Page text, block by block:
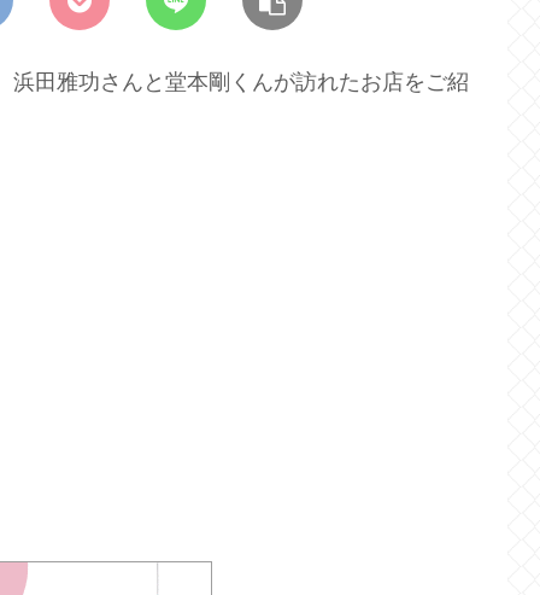
浜田雅功さんと堂本剛くんが訪れたお店をご紹